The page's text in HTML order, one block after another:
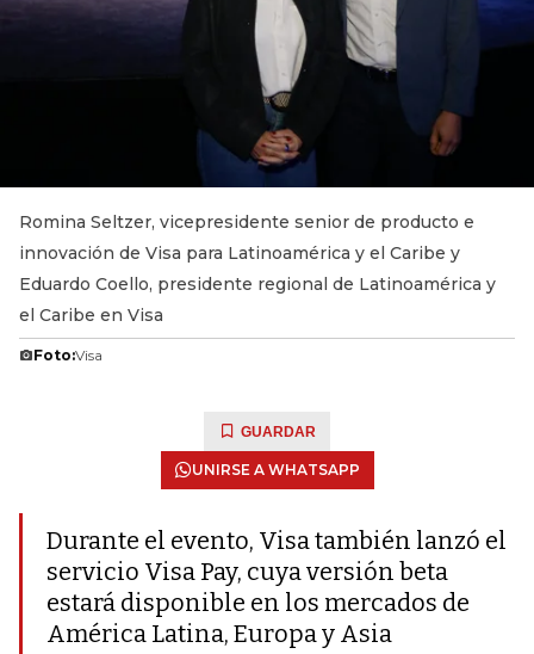
Romina Seltzer, vicepresidente senior de producto e
innovación de Visa para Latinoamérica y el Caribe y
Eduardo Coello, presidente regional de Latinoamérica y
el Caribe en Visa
Foto:Visa
GUARDAR
UNIRSE A WHATSAPP
Durante el evento, Visa también lanzó el
servicio Visa Pay, cuya versión beta
estará disponible en los mercados de
América Latina, Europa y Asia